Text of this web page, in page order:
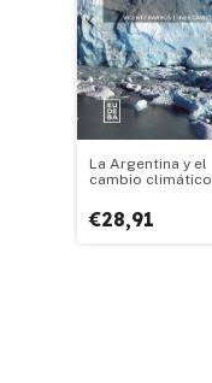
La Argentina y el
cambio climático
€28,91